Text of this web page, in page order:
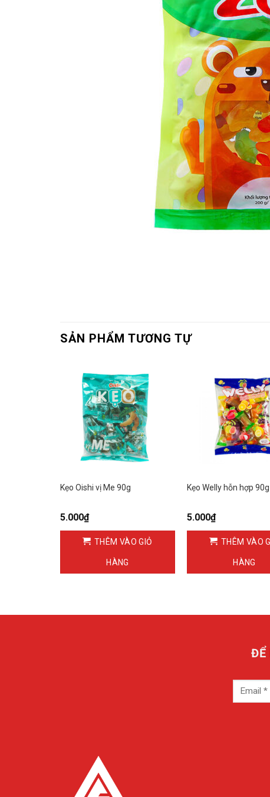
SẢN PHẨM TƯƠNG TỰ
Kẹo Oishi vị Me 90g
5.000₫
THÊM VÀO GIỎ
HÀNG
Kẹo Welly hỗn hợp 90g
5.000₫
THÊM VÀO
HÀNG
ĐỂ